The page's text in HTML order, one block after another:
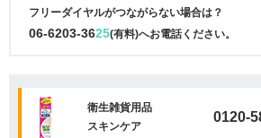
フリーダイヤルがつながらない場合は？
06-6203-3625(有料)へお電話ください。
衛生雑貨用品
スキンケア
0120-